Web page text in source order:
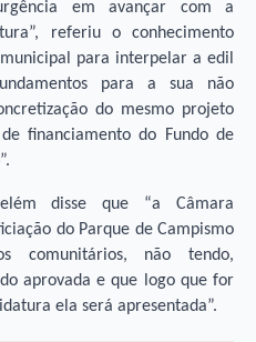
em avançar com a
referiu o conhecimento
para interpelar a edil
para a sua não
do mesmo projeto
financiamento do Fundo de
disse que “a Câmara
do Parque de Campismo
comunitários, não tendo,
aprovada e que logo que for
ela será apresentada”.